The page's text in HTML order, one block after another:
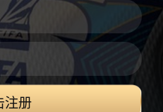
注册